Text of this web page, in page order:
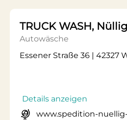
TRUCK WASH,
Autowäsche
Essener Straße 36 | 42327
Details anzeigen
www.spedition-